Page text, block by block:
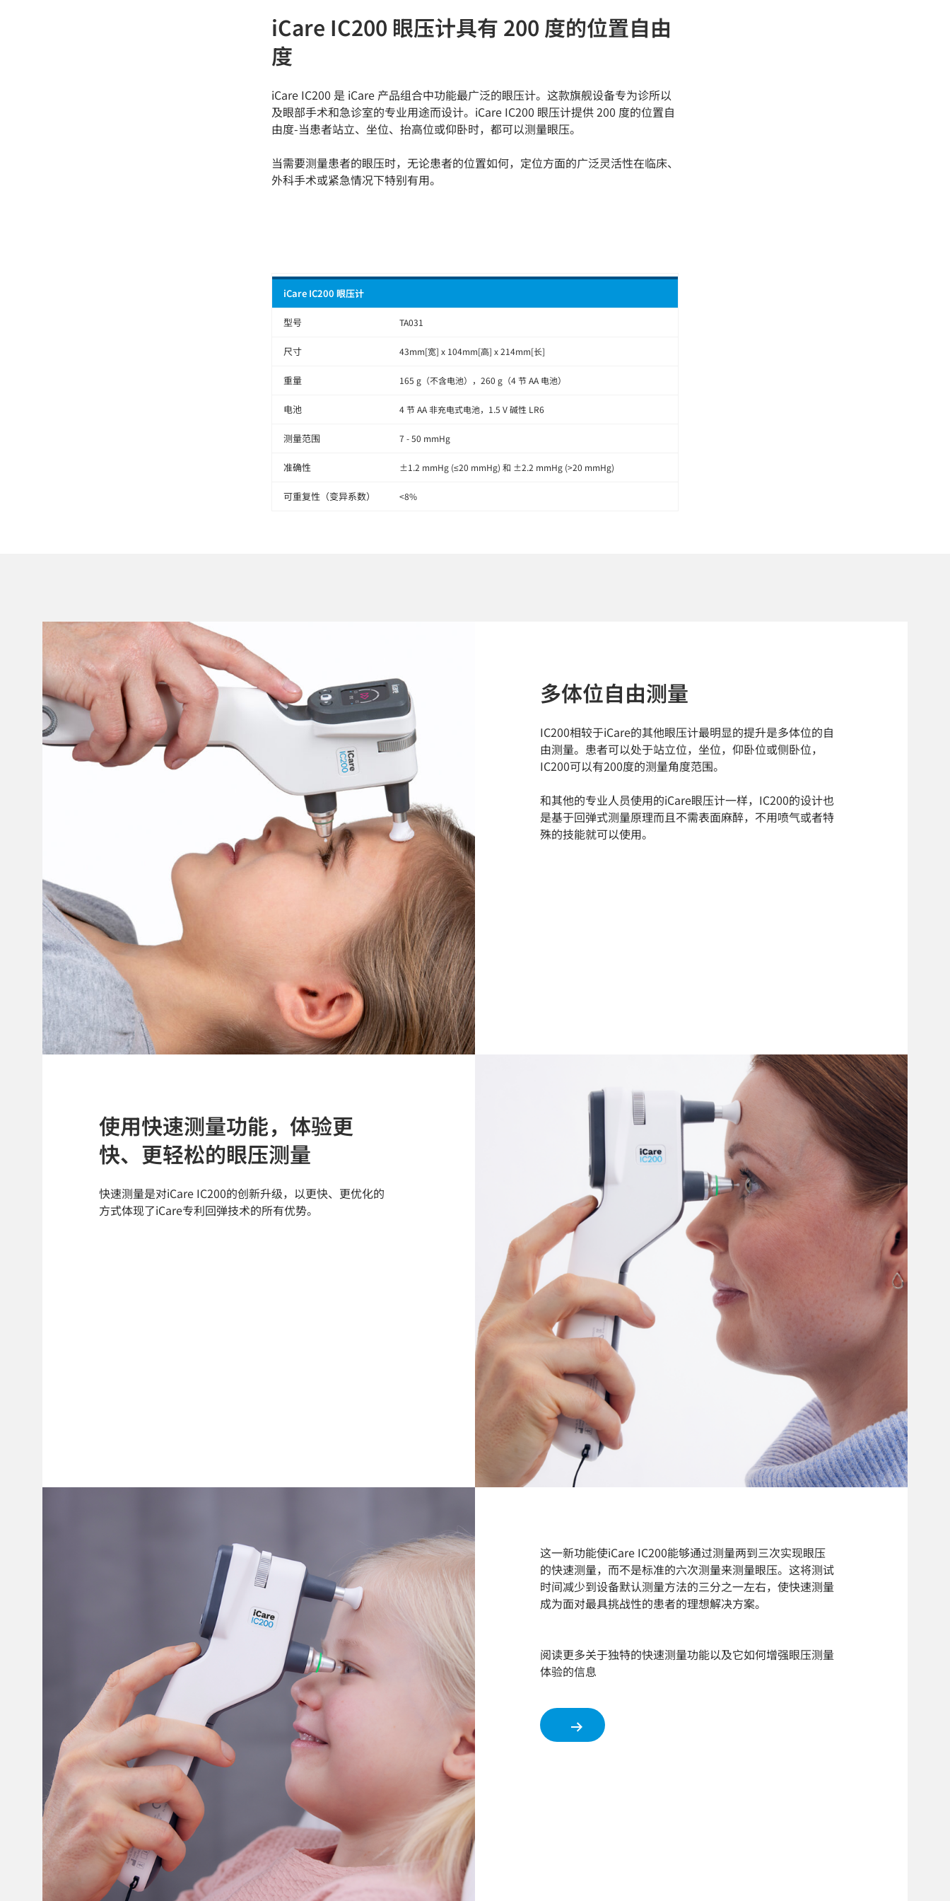
iCare IC200 眼压计具有 200 度的位置自由
度
iCare IC200 是 iCare 产品组合中功能最广泛的眼压计。这款旗舰设备专为诊所以
及眼部手术和急诊室的专业用途而设计。iCare IC200 眼压计提供 200 度的位置自
由度-当患者站立、坐位、抬高位或仰卧时，都可以测量眼压。
当需要测量患者的眼压时，无论患者的位置如何，定位方面的广泛灵活性在临床、
外科手术或紧急情况下特别有用。
iCare IC200 眼压计
型号 TA031
尺寸 43mm[宽] x 104mm[高] x 214mm[长]
重量 165 g（不含电池），260 g（4 节 AA 电池）
电池 4 节 AA 非充电式电池，1.5 V 碱性 LR6
测量范围 7 - 50 mmHg
准确性 ±1.2 mmHg (≤20 mmHg) 和 ±2.2 mmHg (>20 mmHg)
可重复性（变异系数） <8%
多体位自由测量
IC200相较于iCare的其他眼压计最明显的提升是多体位的自
由测量。患者可以处于站立位，坐位，仰卧位或侧卧位，
IC200可以有200度的测量角度范围。
和其他的专业人员使用的iCare眼压计一样，IC200的设计也
是基于回弹式测量原理而且不需表面麻醉，不用喷气或者特
殊的技能就可以使用。
使用快速测量功能，体验更
快、更轻松的眼压测量
快速测量是对iCare IC200的创新升级，以更快、更优化的
方式体现了iCare专利回弹技术的所有优势。
这一新功能使iCare IC200能够通过测量两到三次实现眼压
的快速测量，而不是标准的六次测量来测量眼压。这将测试
时间减少到设备默认测量方法的三分之一左右，使快速测量
成为面对最具挑战性的患者的理想解决方案。
阅读更多关于独特的快速测量功能以及它如何增强眼压测量
体验的信息